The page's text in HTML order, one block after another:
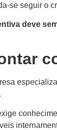
se seguir o
deve
.